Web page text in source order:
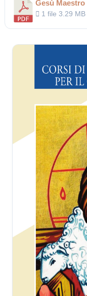
Gesù Maestro
1 file3.29 MB